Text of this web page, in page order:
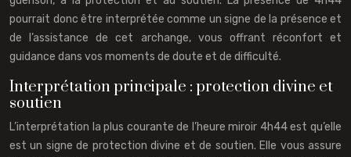
pourrait donc être interprétée comme un signe de la présence et
de l’assistance de cet archange, vous offrant réconfort et
guidance dans vos moments de doute et de difficulté.
Interprétation principale : protection divine et
soutien
L’interprétation la plus courante de l’heure miroir 4h44 est qu’elle
est un signe de protection divine et de soutien. Elle vous assure